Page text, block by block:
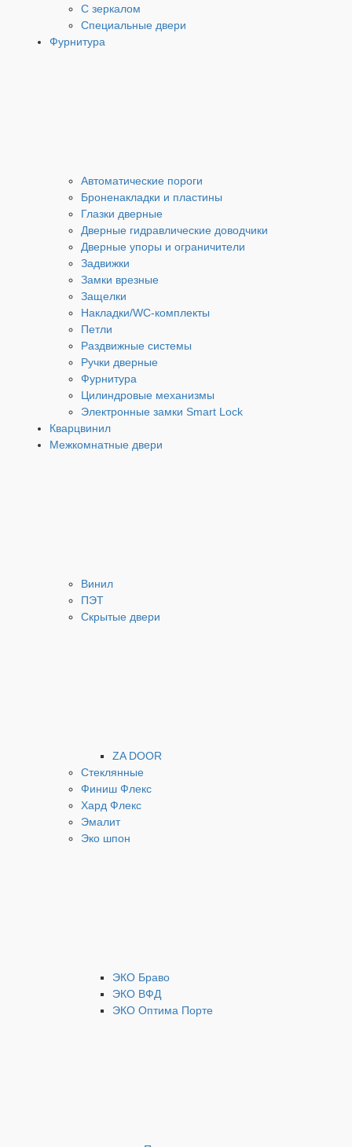
С зеркалом
Специальные двери
Фурнитура
Автоматические пороги
Броненакладки и пластины
Глазки дверные
Дверные гидравлические доводчики
Дверные упоры и ограничители
Задвижки
Замки врезные
Защелки
Накладки/WC-комплекты
Петли
Раздвижные системы
Ручки дверные
Фурнитура
Цилиндровые механизмы
Электронные замки Smart Lock
Кварцвинил
Межкомнатные двери
Винил
ПЭТ
Скрытые двери
ZA DOOR
Стеклянные
Финиш Флекс
Хард Флекс
Эмалит
Эко шпон
ЭКО Браво
ЭКО ВФД
ЭКО Оптима Порте